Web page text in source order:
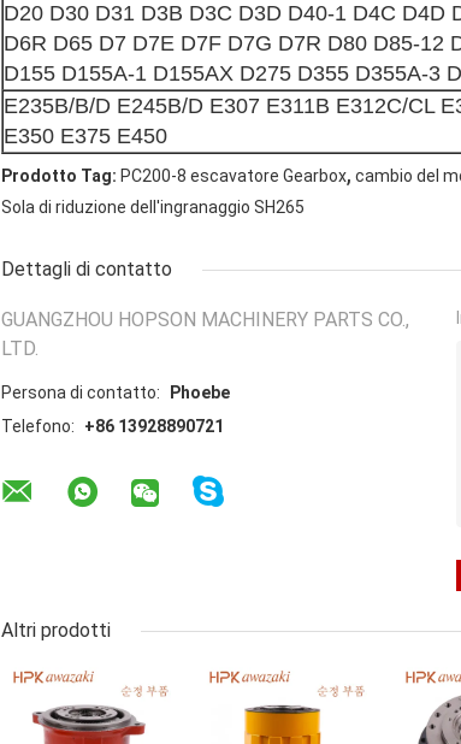
D20 D30 D31 D3B D3C D3D D40-1 D4C D4D
D6R D65 D7 D7E D7F D7G D7R D80 D85-12
D155 D155A-1 D155AX D275 D355 D355A-3
E235B/B/D E245B/D E307 E311B E312C/CL
E350 E375 E450
Prodotto Tag: PC200-8 escavatore Gearbox, cambio del
Sola di riduzione dell'ingranaggio SH265
Dettagli di contatto
GUANGZHOU HOPSON MACHINERY PARTS CO.,
LTD.
Persona di contatto:
Phoebe
Telefono:
+86 13928890721
Altri prodotti